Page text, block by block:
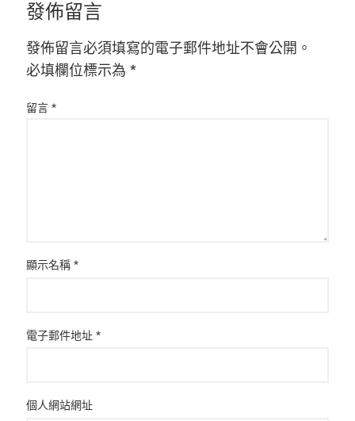
發佈留言
發佈留言必須填寫的電子郵件地址不會公開。
必填欄位標示為 *
留言 *
顯示名稱 *
電子郵件地址 *
個人網站網址